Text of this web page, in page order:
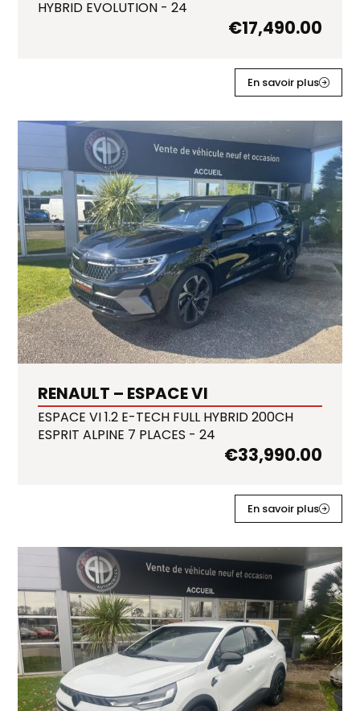
HYBRID EVOLUTION - 24
€17,490.00
En savoir plus
RENAULT – ESPACE VI
ESPACE VI 1.2 E-TECH FULL HYBRID 200CH
ESPRIT ALPINE 7 PLACES - 24
€33,990.00
En savoir plus